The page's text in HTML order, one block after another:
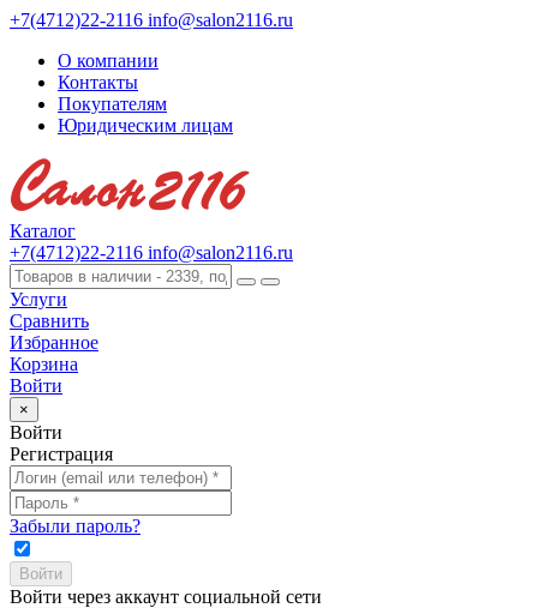
+7(4712)22-2116 info@salon2116.ru
О компании
Контакты
Покупателям
Юридическим лицам
Каталог
+7(4712)22-2116 info@salon2116.ru
Услуги
Сравнить
Избранное
Корзина
Войти
×
Войти
Регистрация
Забыли пароль?
Войти через аккаунт социальной сети